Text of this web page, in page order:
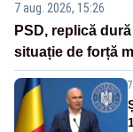
7 aug. 2026, 15:26
PSD, replică
situație de forță